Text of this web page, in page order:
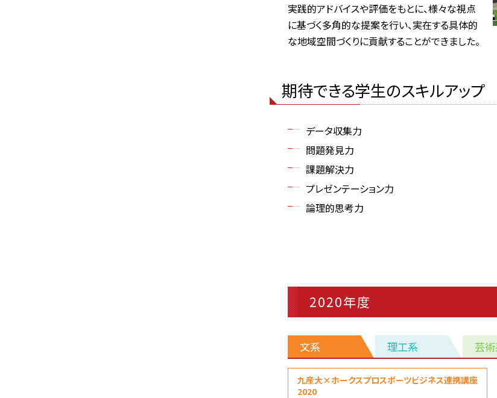
実践的アドバイスや評価をもとに、様々な視点
に基づく多角的な提案を行い、実在する具体的
な地域空間づくりに貢献することができました。
期待できる学生のスキルアップ
データ収集力
問題発見力
課題解決力
プレゼンテーション力
論理的思考力
2020年度
文系 理工系 芸
九産大×ホークスプロスポーツビジネス連携講座
2020